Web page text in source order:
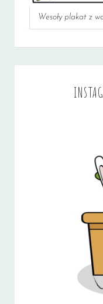
Wesoły plakat z